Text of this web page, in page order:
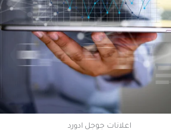
اعلانات جوجل ادورد